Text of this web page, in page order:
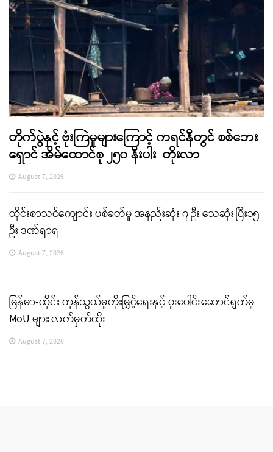
တိုက်ပွဲနှင့် ဗုံးကြဲမှုများကြောင့် ကရင်နီတွင် စစ်ဘေး
ရှောင် အိမ်ထောင်စု ၂၅၀ နီးပါး တိုးလာ
August 7, 2026
ထိုင်းစာသင်ကျောင်း ပစ်ခတ်မှု အနည်းဆုံး ၇ ဦး သေဆုံး ပြီး၁၅
ဦး ဒဏ်ရာရ
August 7, 2026
မြန်မာ-ထိုင်း ကုန်သွယ်မှုတိုးမြှင့်ရေးနှင့် ပူးပေါင်းဆောင်ရွက်မှု
MoU များ လက်မှတ်ထိုး
August 7, 2026